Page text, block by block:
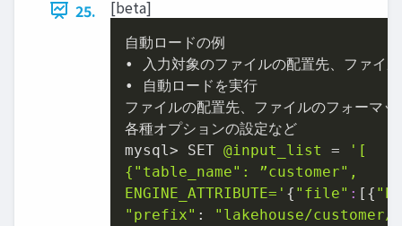
25.
[beta]
⾃動ロードの例
• ⼊⼒対象のファイルの配置先、ファイ
• ⾃動ロードを実⾏
ファイルの配置先、ファイルのフォーマッ
各種オプションの設定など
mysql> SET @input_list =
'[
{"table_name": ”customer",
ENGINE_ATTRIBUTE=' { "file" : [{
"prefix" :
"lakehouse/customer/"